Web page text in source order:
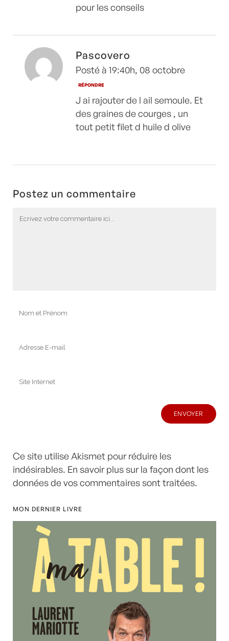
pour les conseils
Pascovero
Posté à 19:40h, 08 octobre
RÉPONDRE
J ai rajouter de l ail semoule. Et
des graines de courges , un
tout petit filet d huile d olive
Postez un commentaire
Ce site utilise Akismet pour réduire les
indésirables. En savoir plus sur la façon dont les
données de vos commentaires sont traitées.
MON DERNIER LIVRE